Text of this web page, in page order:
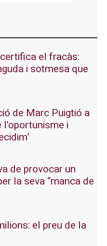
el fracàs:
i sotmesa que
de Marc Puigtió a
i
de provocar un
la seva “manca de
el preu de la